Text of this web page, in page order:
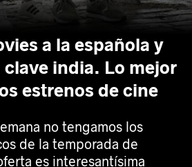
a la española y
india. Lo mejor
estrenos de cine
no tengamos los
de la temporada de
es interesantísima